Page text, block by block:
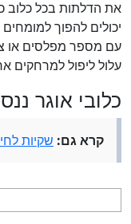
את הדלתות בכל כלוב
יכולים להפוך
עם מספר מפלסים או
עלול ליפול למרחקים
כלובי אוגר
קרא גם: שקיות